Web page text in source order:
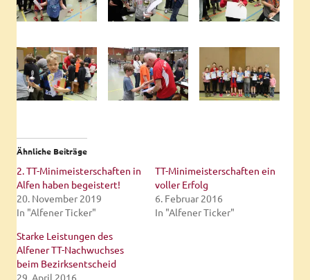
Ähnliche Beiträge
2. TT-Minimeisterschaften in
Alfen haben begeistert!
20. November 2019
In "Alfener Ticker"
TT-Minimeisterschaften ein
voller Erfolg
6. Februar 2016
In "Alfener Ticker"
Starke Leistungen des
Alfener TT-Nachwuchses
beim Bezirksentscheid
29. April 2016